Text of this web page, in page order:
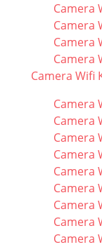
Camera
Camera
Camera
Camera
Camera Wifi
Camera
Camera
Camera
Camera
Camera
Camera
Camera
Camera
Camera